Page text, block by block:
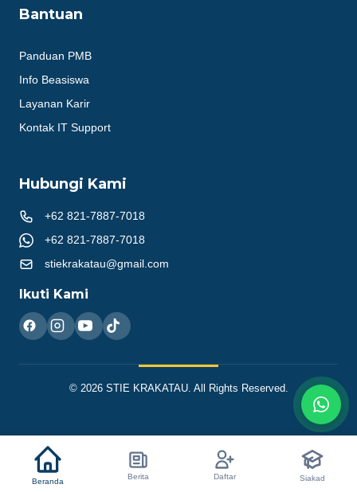
Bantuan
Panduan PMB
Info Beasiswa
Layanan Karir
Kontak IT Support
Hubungi Kami
+62 821-7887-7018
+62 821-7887-7018
stiekrakatau@gmail.com
Ikuti Kami
© 2026 STIE KRAKATAU. All Rights Reserved.
Beranda
Berita Daftar Siakad